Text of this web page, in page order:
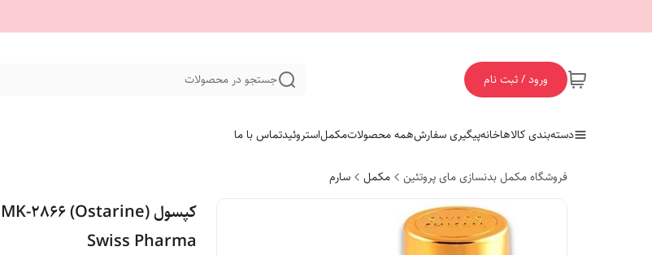
ورود / ثبت نام جستجو در محصولات
دسته‌بندی کالاهاخانهپیگیری سفارشهمه محصولاتمکملاستروئیدتماس با ما
فروشگاه مکمل بدنسازی مای پروتئین مکمل سارم
Swiss Pharma